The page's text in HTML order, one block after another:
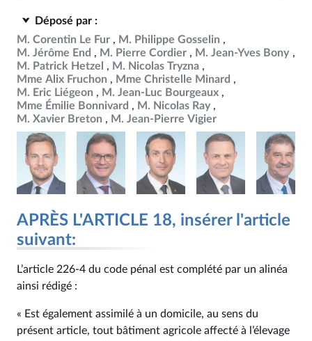
Déposé par :
M. Corentin Le Fur
M. Philippe Gosselin
M. Jérôme End
M. Pierre Cordier
M. Jean-Yves Bony
M. Patrick Hetzel
M. Nicolas Tryzna
Mme Alix Fruchon
Mme Christelle Minard
M. Eric Liégeon
M. Jean-Luc Bourgeaux
Mme Émilie Bonnivard
M. Nicolas Ray
M. Xavier Breton
M. Jean-Pierre Vigier
APRÈS L'ARTICLE 18, insérer l'article
suivant:
L’article 226‑4 du code pénal est complété par un alinéa
ainsi rédigé :
« Est également assimilé à un domicile, au sens du
présent article, tout bâtiment agricole affecté à l’élevage